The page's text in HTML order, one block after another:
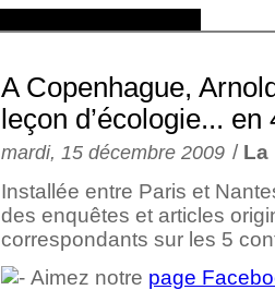
A Copenhague,
leçon d’écologie... en
mardi, 15 décembre 2009 / La
Installée entre Paris et
des enquêtes et articles
correspondants sur les 5
Aimez notre page